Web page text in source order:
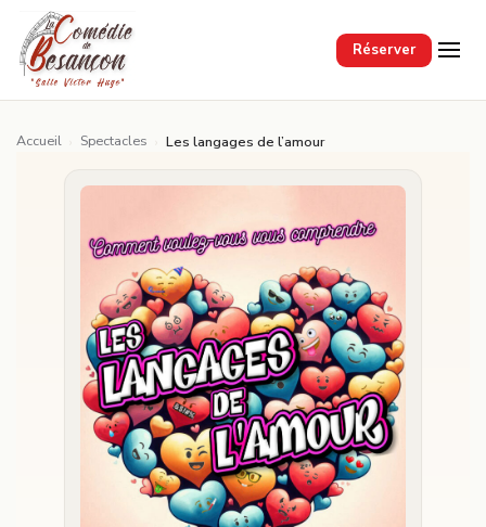
Réserver
Passer au contenu principal
Accueil Spectacles Les langages de l’amour